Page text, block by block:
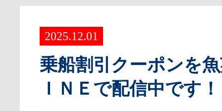
2025.12.01
乗船割引クーポンを
ＩＮＥで配信中です！